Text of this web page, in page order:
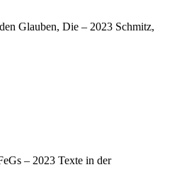
Glauben, Die – 2023 Schmitz,
– 2023 Texte in der